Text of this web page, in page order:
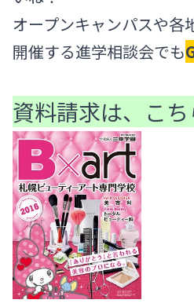
オープンキャンパスや各
開催する進学相談会でも
資料請求は、こ